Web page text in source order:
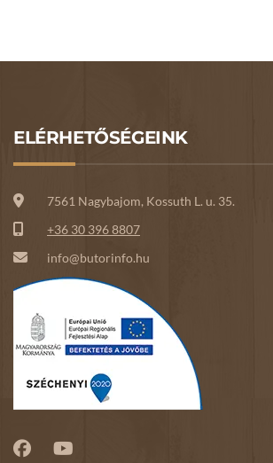
ELÉRHETŐSÉGEINK
7561 Nagybajom, Kossuth L. u. 35.
+36 30 396 8807
info@butorinfo.hu